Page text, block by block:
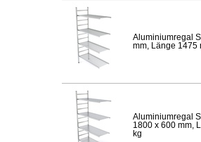
Aluminiumregal
mm, Länge 1475
Aluminiumregal
1800 x 600 mm,
kg